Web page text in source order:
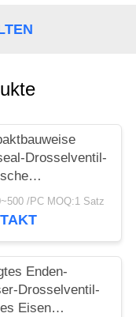
Drosselventil-
/PC MOQ:1 Satz
Enden-
Drosselventil-
Eisen